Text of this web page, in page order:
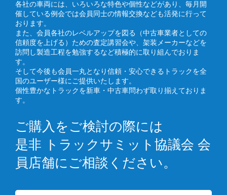
各社の車両には、いろいろな特色や個性などがあり、毎月開
催している例会では会員同士の情報交換なども活発に行って
おります。
また、会員各社のレベルアップを図る（中古車業者としての
信頼度を上げる）ための査定講習会や、架装メーカーなどを
訪問し製造工程を勉強するなど積極的に取り組んでおりま
す。
そして今後も会員一丸となり信頼・安心できるトラックを全
国のユーザー様にご提供いたします。
個性豊かなトラックを新車・中古車問わず取り揃えておりま
す。
ご購入をご検討の際には
是非 トラックサミット協議会 会
員店舗にご相談ください。